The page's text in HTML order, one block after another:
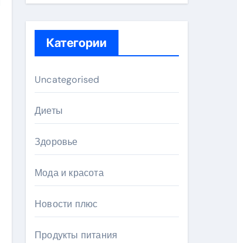
Категории
Uncategorised
Диеты
Здоровье
Мода и красота
Новости плюс
Продукты питания